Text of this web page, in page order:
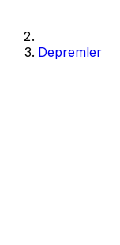
Depremler